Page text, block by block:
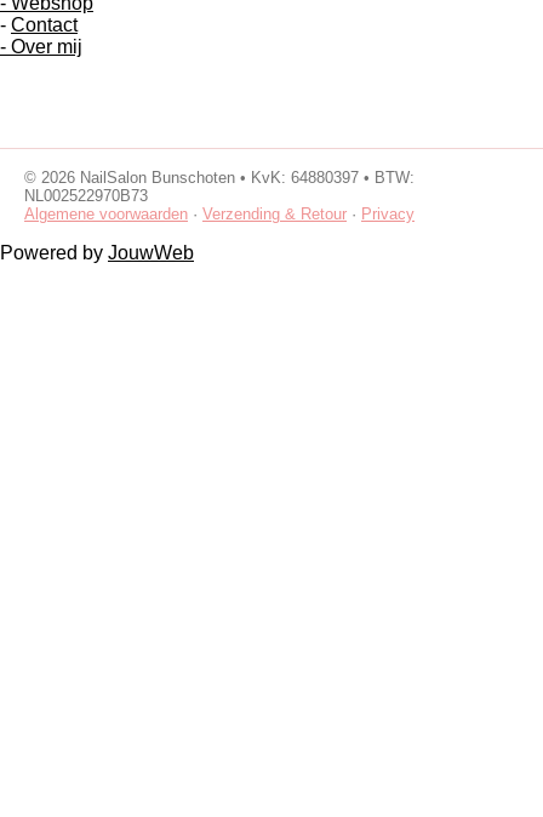
- Contact
- Over mij
e
b
o
o
t
a
g
r
© 2026 NailSalon Bunschoten • KvK: 64880397 • BTW:
NL002522970B73
Algemene voorwaarden · Verzending & Retour · Privacy
Powered by JouwWeb